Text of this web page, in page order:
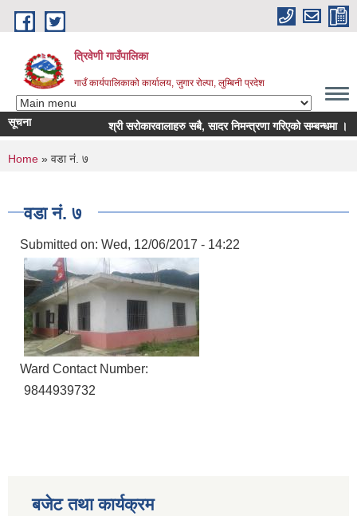
Skip to main content
त्रिवेणी गाउँपालिका
गाउँ कार्यपालिकाको कार्यालय, जुगार रोल्पा, लुम्बिनी प्रदेश
सूचना श्री सरोकारवालाहरु सबै, सादर निमन्त्रणा गरिएको सम्बन्धमा ।
You are here
Home » वडा नं. ७
वडा नं. ७
Submitted on: Wed, 12/06/2017 - 14:22
Ward Contact Number:
9844939732
बजेट तथा कार्यक्रम